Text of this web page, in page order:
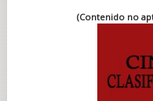
(Contenido no